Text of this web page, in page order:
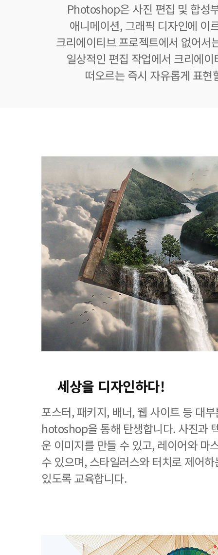
Photoshop은 사진 편집 및 합성
애니메이션, 그래픽 디자인에 이
크리에이티브 프로젝트에서 없어서
일상적인 편집 작업에서 크리에
떠오르는 즉시 자유롭게 표현
세상을 디자인하다!
포스터, 패키지, 배너, 웹 사이트 등 대
hotoshop을 통해 탄생합니다. 사진과
운 이미지를 만들 수 있고, 레이어와 마
수 있으며, 스타일러스와 터치로 제어
있도록 교육합니다.